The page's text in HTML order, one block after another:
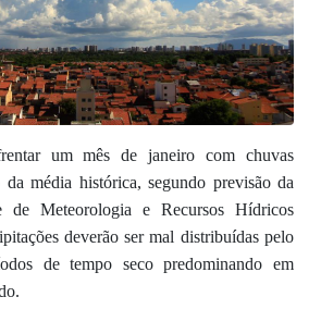
um mês de janeiro com chuvas
média histórica, segundo previsão da
de Meteorologia e Recursos Hídricos
deverão ser mal distribuídas pelo
de tempo seco predominando em